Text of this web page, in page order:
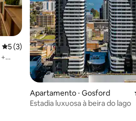
5 de uma avaliação média de 5, 3
5 (3)
Apartamento ⋅ Gosford
Estadia luxuosa à beira do lago